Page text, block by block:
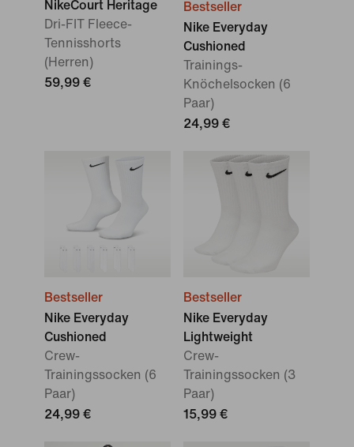
NikeCourt Heritage
Dri-FIT Fleece-
Tennisshorts
(Herren)
59,99 €
Bestseller
Nike Everyday
Cushioned
Trainings-
Knöchelsocken (6
Paar)
24,99 €
Bestseller
Nike Everyday
Cushioned
Crew-
Trainingssocken (6
Paar)
24,99 €
Bestseller
Nike Everyday
Lightweight
Crew-
Trainingssocken (3
Paar)
15,99 €